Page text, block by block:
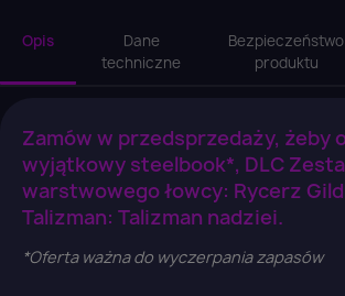
Opis
Dane
techniczne
Bezpieczeństwo
produktu
Zamów w przedsprzedaży, żeby
wyjątkowy steelbook*, DLC
warstwowego łowcy: Rycerz
Talizman: Talizman nadziei.
*Oferta ważna do wyczerpania zapasów